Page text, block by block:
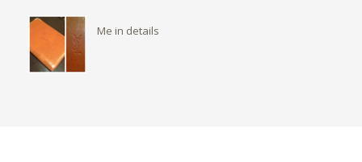
Me in details